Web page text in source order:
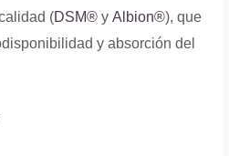
(DSM® yAlbion®), que
y absorción del